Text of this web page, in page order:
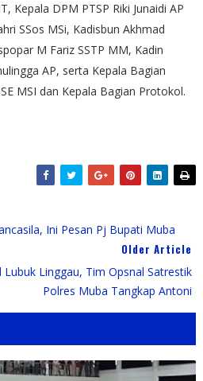
Kepala DPM PTSP Riki Junaidi AP
SSos MSi, Kadisbun Akhmad
M Fariz SSTP MM, Kadin
AP, serta Kepala Bagian
MSI dan Kepala Bagian Protokol.
Ini Pesan Pj Bupati Muba
Older Article
Lubuk Linggau, Tim Opsnal Satrestik
Polres Muba Tangkap Antoni